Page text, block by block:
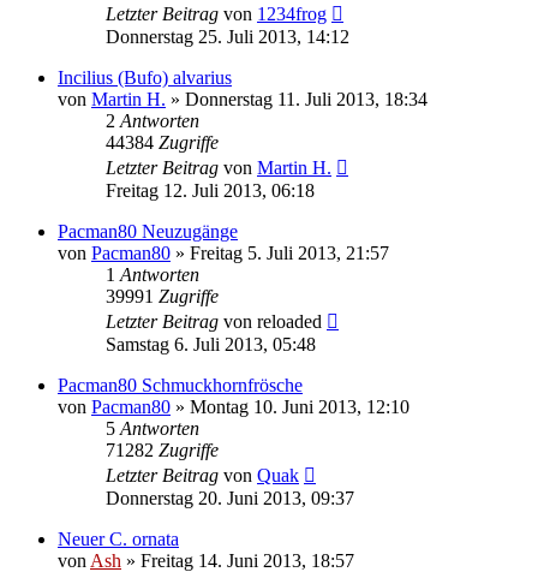
Letzter Beitrag von 1234frog
Donnerstag 25. Juli 2013, 14:12
Incilius (Bufo) alvarius
von Martin H. » Donnerstag 11. Juli 2013, 18:34
2 Antworten
44384 Zugriffe
Letzter Beitrag von Martin H.
Freitag 12. Juli 2013, 06:18
Pacman80 Neuzugänge
von Pacman80 » Freitag 5. Juli 2013, 21:57
1 Antworten
39991 Zugriffe
Letzter Beitrag von reloaded
Samstag 6. Juli 2013, 05:48
Pacman80 Schmuckhornfrösche
von Pacman80 » Montag 10. Juni 2013, 12:10
5 Antworten
71282 Zugriffe
Letzter Beitrag von Quak
Donnerstag 20. Juni 2013, 09:37
Neuer C. ornata
von Ash » Freitag 14. Juni 2013, 18:57